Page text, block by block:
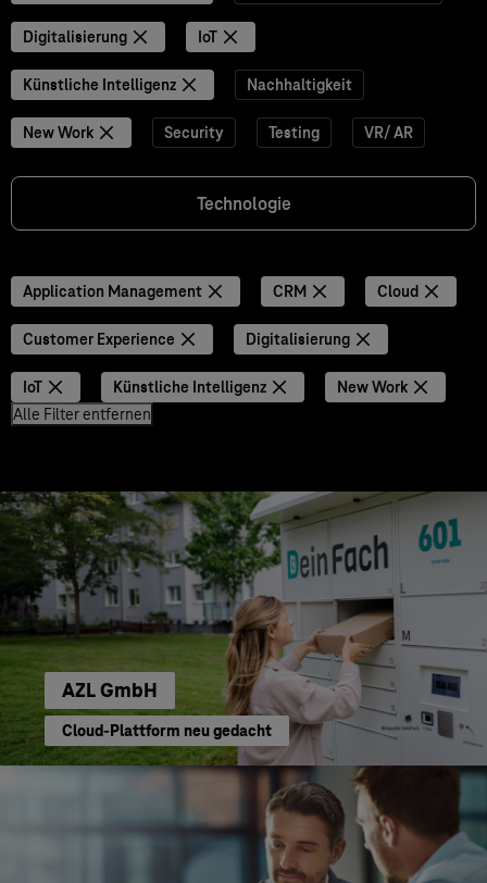
Digitalisierung IoT
Künstliche Intelligenz Nachhaltigkeit
New Work Security Testing VR/ AR
Technologie
Application Management CRM Cloud
Customer Experience Digitalisierung
IoT Künstliche Intelligenz
New Work
Alle Filter entfernen
AZL GmbH
Cloud-Plattform neu gedacht